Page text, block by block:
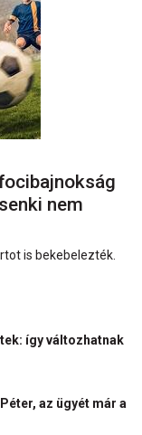
nem
is bekebelezték.
így változhatnak
az ügyét már a